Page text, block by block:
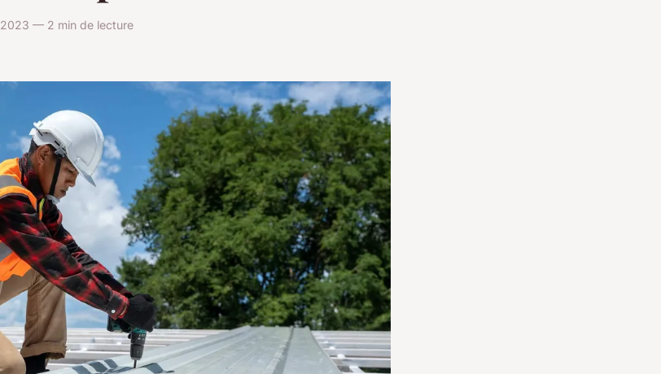
— 2 min de lecture